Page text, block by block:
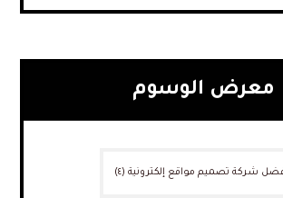
معرض الوسوم
شركة تصميم مواقع إلكترونية (٤)